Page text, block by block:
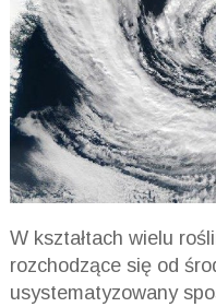
W kształtach wielu
rozchodzące się od
usystematyzowany